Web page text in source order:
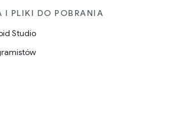
I PLIKI DO POBRANIA
Studio